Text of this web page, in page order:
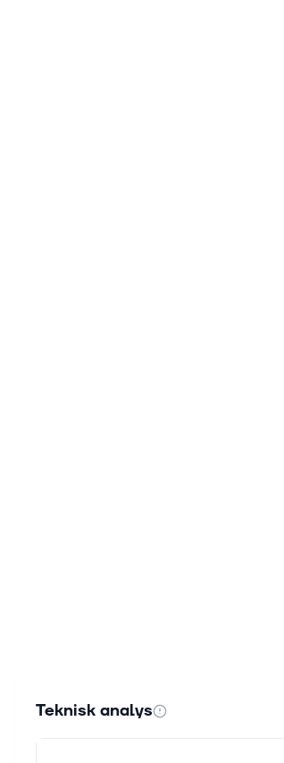
Teknisk analys